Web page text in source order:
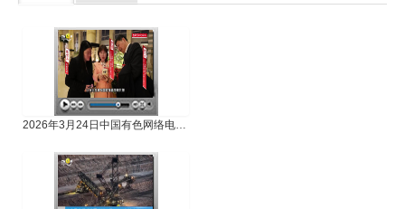
2026年3月24日中国有色网络电视新闻